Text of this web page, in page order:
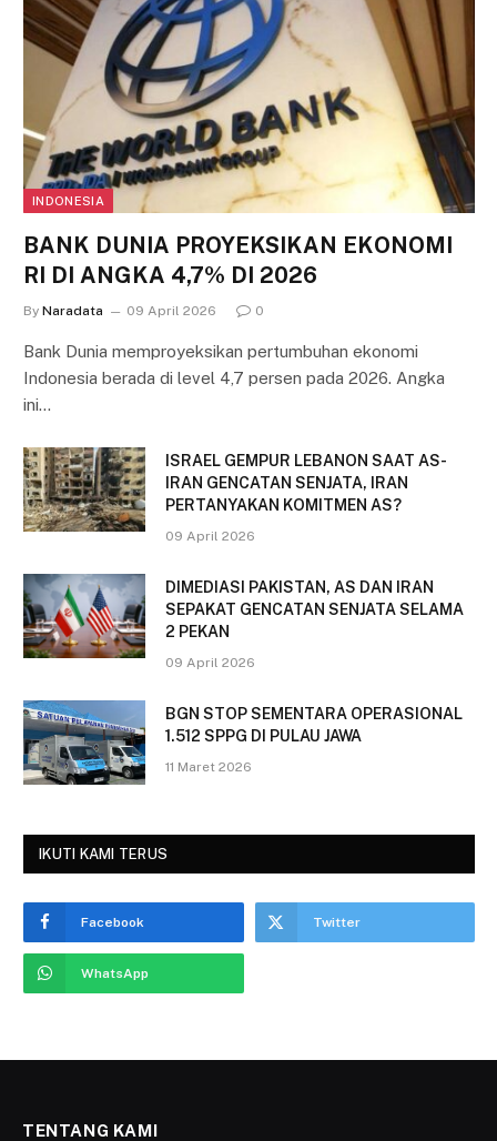
INDONESIA
BANK DUNIA PROYEKSIKAN EKONOMI
RI DI ANGKA 4,7% DI 2026
By Naradata 09 April 2026 0
Bank Dunia memproyeksikan pertumbuhan ekonomi
Indonesia berada di level 4,7 persen pada 2026. Angka
ini…
ISRAEL GEMPUR LEBANON SAAT AS-
IRAN GENCATAN SENJATA, IRAN
PERTANYAKAN KOMITMEN AS?
09 April 2026
DIMEDIASI PAKISTAN, AS DAN IRAN
SEPAKAT GENCATAN SENJATA SELAMA
2 PEKAN
09 April 2026
BGN STOP SEMENTARA OPERASIONAL
1.512 SPPG DI PULAU JAWA
11 Maret 2026
IKUTI KAMI TERUS
Facebook Twitter
WhatsApp
TENTANG KAMI